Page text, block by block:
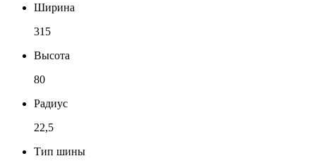
Ширина
315
Высота
80
Радиус
22,5
Тип шины